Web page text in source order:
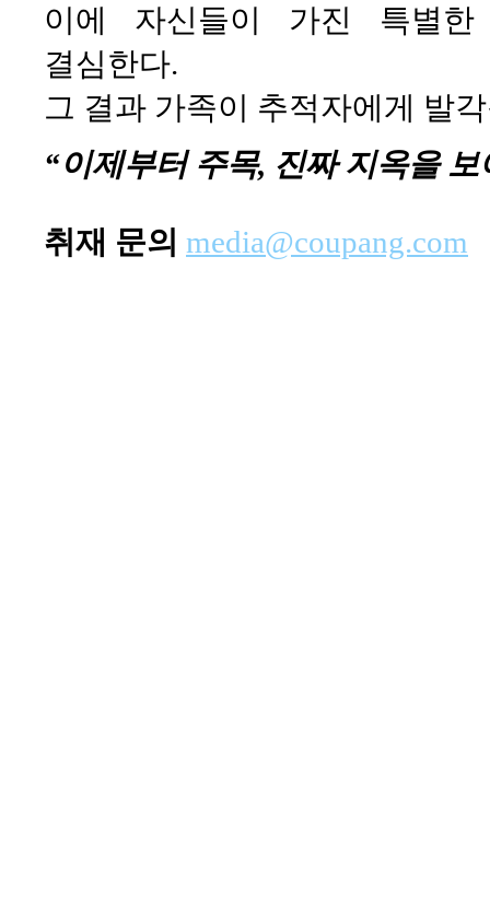
이에 자신들이 가진 특별
결심한다.
그 결과 가족이 추적자에게 발
“이제부터 주목, 진짜 지옥을 보
취재 문의 media@coupang.com